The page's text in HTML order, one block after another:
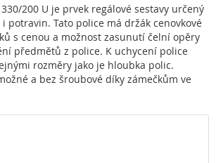
200 U je prvek regálové sestavy určený
potravin. Tato police má držák cenovkové
s cenou a možnost zasunutí čelní opěry
předmětů z police. K uchycení police
rozměry jako je hloubka polic.
a bez šroubové díky zámečkům ve